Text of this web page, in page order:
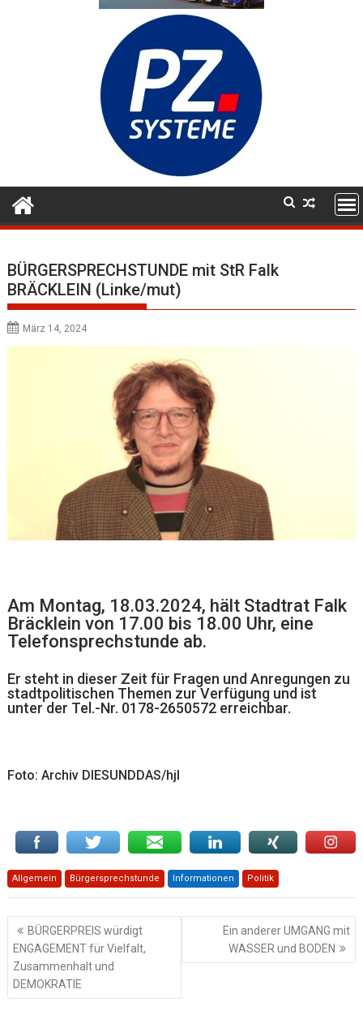
BÜRGERSPRECHSTUNDE mit StR Falk
BRÄCKLEIN (Linke/mut)
März 14, 2024
Am Montag, 18.03.2024, hält Stadtrat Falk
Bräcklein von 17.00 bis 18.00 Uhr, eine
Telefonsprechstunde ab.
Er steht in dieser Zeit für Fragen und Anregungen zu
stadtpolitischen Themen zur Verfügung und ist
unter der Tel.-Nr. 0178-2650572 erreichbar.
Foto: Archiv DIESUNDDAS/hjl
Allgemein Bürgersprechstunde Informationen Politik
Beitragsnavigation
BÜRGERPREIS würdigt
ENGAGEMENT für Vielfalt,
Zusammenhalt und
DEMOKRATIE
Ein anderer UMGANG mit
WASSER und BODEN